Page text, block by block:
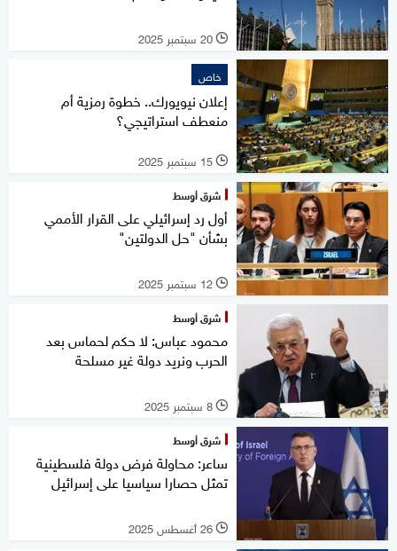
l 20 سبتمبر 2025
خاص
إعلان نيويورك.. خطوة رمزية أم
منعطف استراتيجي؟
l 15 سبتمبر 2025
شرق أوسط
أول رد إسرائيلي على القرار الأممي
بشأن "حل الدولتين"
l 12 سبتمبر 2025
شرق أوسط
محمود عباس: لا حكم لحماس بعد
الحرب ونريد دولة غير مسلحة
l 8 سبتمبر 2025
شرق أوسط
ساعر: محاولة فرض دولة فلسطينية
تمثل حصارا سياسيا على إسرائيل
l 26 أغسطس 2025